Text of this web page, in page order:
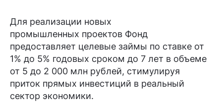
Для реализации новых
промышленных проектов Фонд
предоставляет целевые займы по ставке от
1% до 5% годовых сроком до 7 лет в объеме
от 5 до 2 000 млн рублей, стимулируя
приток прямых инвестиций в реальный
сектор экономики.